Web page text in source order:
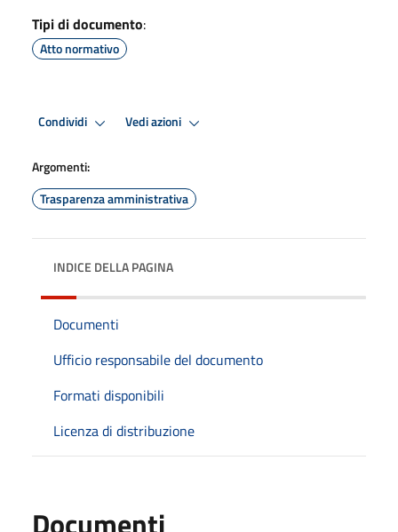
Tipi di documento:
Atto normativo
Condividi Vedi azioni
Argomenti:
Trasparenza amministrativa
INDICE DELLA PAGINA
Documenti
Ufficio responsabile del documento
Formati disponibili
Licenza di distribuzione